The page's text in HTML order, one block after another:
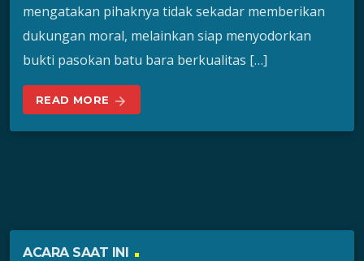
mengatakan pihaknya tidak sekadar memberikan
dukungan moral, melainkan siap menyodorkan
bukti pasokan batu bara berkualitas […]
READ MORE arrow_forward
ACARA SAAT INI